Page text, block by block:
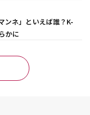
ンネ」といえば誰？K-
かに